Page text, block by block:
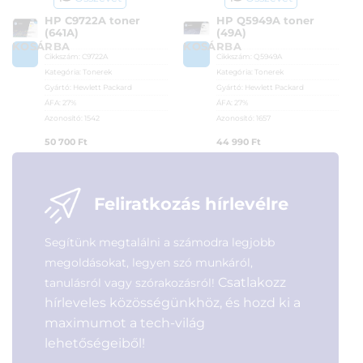
KOSÁRBA
HP C9722A toner
(641A)
Cikkszám: C9722A
Kategória:
Tonerek
Gyártó: Hewlett Packard
ÁFA: 27%
Azonosító: 1542
50 700 Ft
KOSÁRBA
HP Q5949A toner
(49A)
Cikkszám: Q5949A
Kategória:
Tonerek
Gyártó: Hewlett Packard
ÁFA: 27%
Azonosító: 1657
44 990 Ft
Feliratkozás hírlevélre
Segítünk megtalálni a számodra legjobb
megoldásokat, legyen szó munkáról,
tanulásról vagy szórakozásról! Csatlakozz
hírleveles közösségünkhöz, és hozd ki a
maximumot a tech-világ
lehetőségeiből!